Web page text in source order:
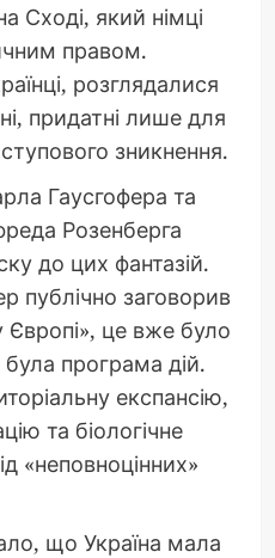
Сході, який німці
правом.
розглядалися
придатні лише для
зникнення.
Гаусгофера та
Розенберга
до цих фантазій.
публічно заговорив
це вже було
програма дій.
експансію,
та біологічне
«неповноцінних»
що Україна мала